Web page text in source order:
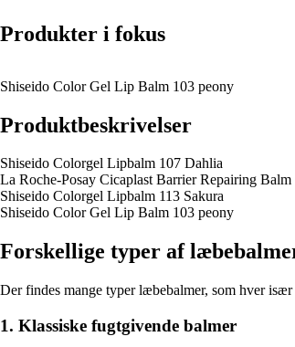
Produkter i fokus
Shiseido Color Gel Lip Balm 103 peony
Produktbeskrivelser
Shiseido Colorgel Lipbalm 107 Dahlia
La Roche-Posay Cicaplast Barrier Repairing Balm
Shiseido Colorgel Lipbalm 113 Sakura
Shiseido Color Gel Lip Balm 103 peony
Forskellige typer af
Der findes mange typer læbebalmer, som hver
1. Klassiske fugtgivende balmer